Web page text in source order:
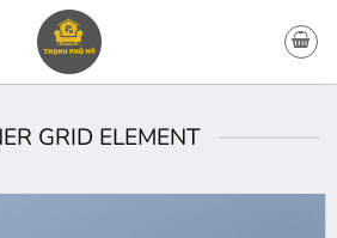
GRID ELEMENT